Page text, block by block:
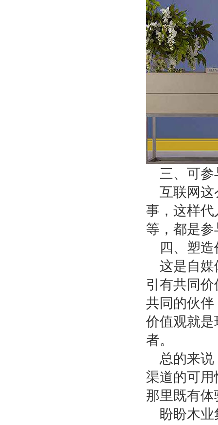
三、可参
互联网这
事，这样
等，都是
四、塑
这是自媒
引有共同
共同的伙
价值观就
者。
总的来
渠道的可
那里既有
盼盼木